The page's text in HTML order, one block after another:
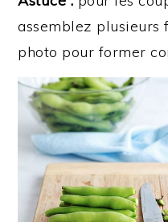
assemblez plusieurs
photo pour former